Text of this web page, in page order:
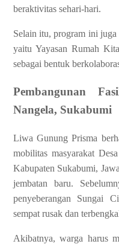
beraktivitas sehari-hari.
Selain itu, program ini juga
yaitu Yayasan Rumah
sebagai bentuk
Pembangunan
Nangela, Sukabumi
Liwa Gunung Prisma
mobilitas masyarakat
Kabupaten Sukabumi,
jembatan baru.
penyeberangan Sungai
sempat rusak dan
Akibatnya, warga harus